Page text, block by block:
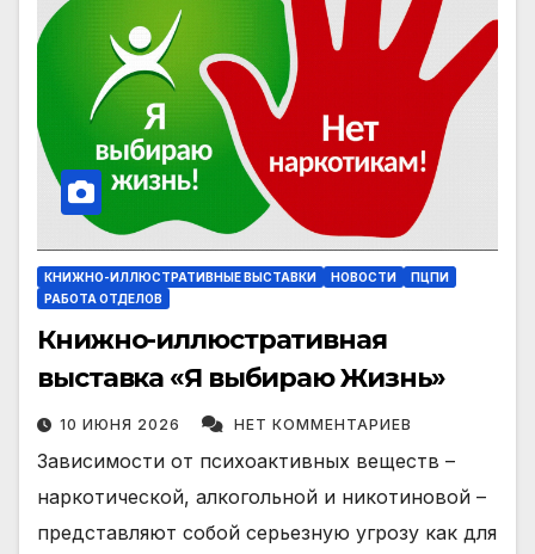
КНИЖНО-ИЛЛЮСТРАТИВНЫЕ ВЫСТАВКИ НОВОСТИ
ПЦПИ
РАБОТА ОТДЕЛОВ
Книжно-иллюстративная
выставка «Я выбираю Жизнь»
10 ИЮНЯ 2026 НЕТ КОММЕНТАРИЕВ
Зависимости от психоактивных веществ –
наркотической, алкогольной и никотиновой –
представляют собой серьезную угрозу как для